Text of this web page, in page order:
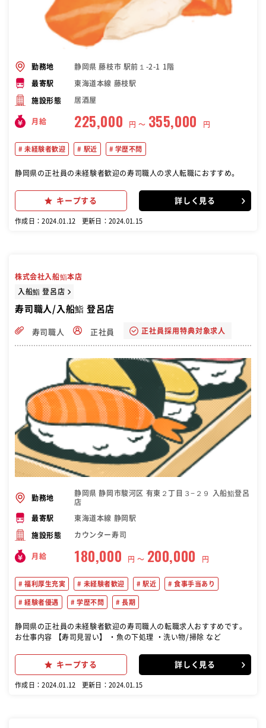
勤務地 静岡県 藤枝市 駅前１-2-1 1階
最寄駅 東海道本線 藤枝駅
施設形態 居酒屋
月給 225,000 円 〜 355,000 円
未経験者歓迎 駅近 学歴不問
静岡県の正社員の未経験者歓迎の寿司職人の求人転職におすすめ。
キープする 詳しく見る
作成日：2024.01.12 更新日：2024.01.15
株式会社入船鮨本店
入船鮨 登呂店
寿司職人/入船鮨 登呂店
寿司職人 正社員 正社員採用特典対象求人
勤務地
静岡県 静岡市駿河区 有東２丁目３−２９ 入船鮨登呂
店
最寄駅 東海道本線 静岡駅
施設形態 カウンター寿司
月給 180,000 円 〜 200,000 円
福利厚生充実 未経験者歓迎 駅近 食事手当あり
経験者優遇 学歴不問 長期
静岡県の正社員の未経験者歓迎の寿司職人の転職求人おすすめです。
お仕事内容 【寿司見習い】 ・魚の下処理 ・洗い物/掃除 など
キープする 詳しく見る
作成日：2024.01.12 更新日：2024.01.15